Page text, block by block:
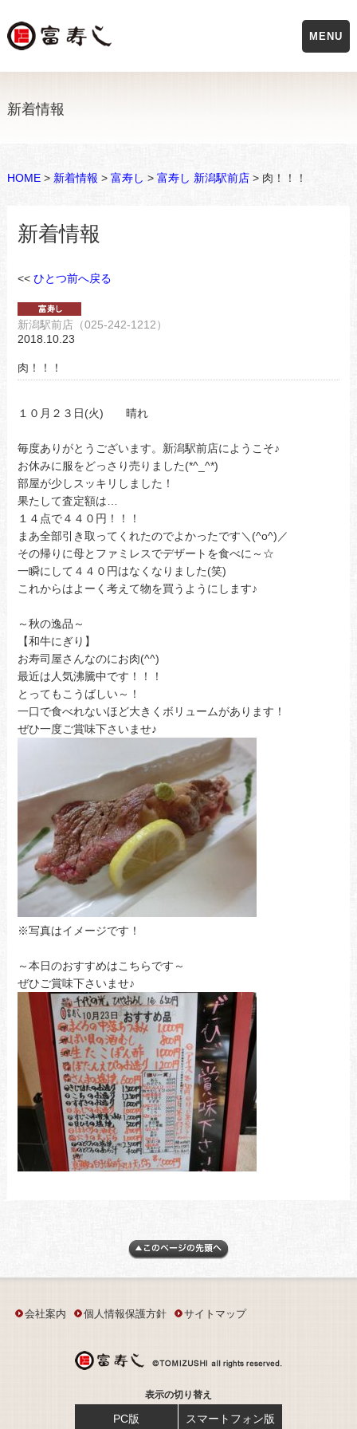
新着情報
HOME> 新着情報 > 富寿し > 富寿し 新潟駅前店> 肉！！！
新着情報
<< ひとつ前へ戻る
新潟駅前店（025-242-1212）
2018.10.23
肉！！！
１０月２３日(火) 晴れ
毎度ありがとうございます。新潟駅前店にようこそ♪
お休みに服をどっさり売りました(*^_^*)
部屋が少しスッキリしました！
果たして査定額は…
１４点で４４０円！！！
まあ全部引き取ってくれたのでよかったです＼(^o^)／
その帰りに母とファミレスでデザートを食べに～☆
一瞬にして４４０円はなくなりました(笑)
これからはよーく考えて物を買うようにします♪
～秋の逸品～
【和牛にぎり】
お寿司屋さんなのにお肉(^^)
最近は人気沸騰中です！！！
とってもこうばしい～！
一口で食べれないほど大きくボリュームがあります！
ぜひ一度ご賞味下さいませ♪
※写真はイメージです！
～本日のおすすめはこちらです～
ぜひご賞味下さいませ♪
会社案内 個人情報保護方針 サイトマップ
表示の切り替え
PC版 スマートフォン版
MENU